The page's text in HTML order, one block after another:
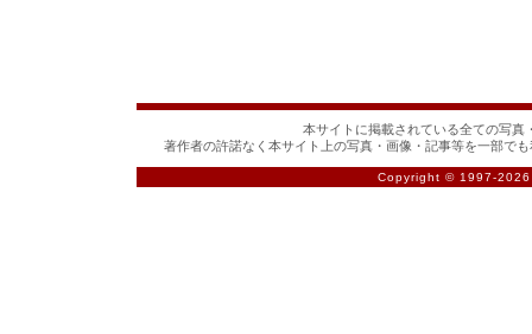
本サイトに掲載されている全ての写真
著作者の許諾なく本サイト上の写真・画像・記事等を一部で
Copyright © 1997-